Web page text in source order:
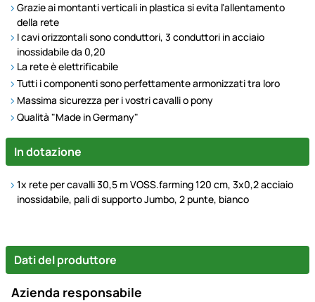
Grazie ai montanti verticali in plastica si evita l'allentamento
della rete
I cavi orizzontali sono conduttori, 3 conduttori in acciaio
inossidabile da 0,20
La rete è elettrificabile
Tutti i componenti sono perfettamente armonizzati tra loro
Massima sicurezza per i vostri cavalli o pony
Qualità "Made in Germany"
In dotazione
1x rete per cavalli 30,5 m VOSS.farming 120 cm, 3x0,2 acciaio
inossidabile, pali di supporto Jumbo, 2 punte, bianco
Dati del produttore
Azienda responsabile